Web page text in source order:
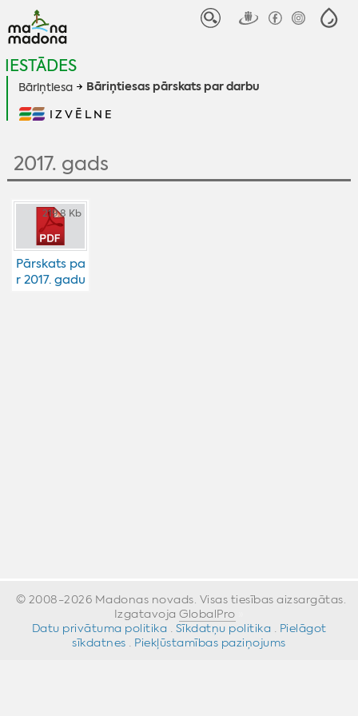
IESTĀDES
Bāriņtiesa Bāriņtiesas pārskats par darbu
IZVĒLNE
2017. gads
219.8 Kb
Pārskats pa
r 2017. gadu
© 2008-2026 Madonas novads. Visas tiesības aizsargātas.
Izgatavoja GlobalPro
Datu privātuma politika · Sīkdatņu politika · Pielāgot
sīkdatnes · Piekļūstamības paziņojums